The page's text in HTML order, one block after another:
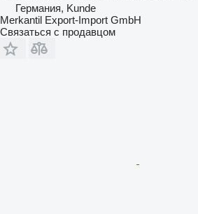
Германия, Kunde
Merkantil Export-Import GmbH
Связаться с продавцом